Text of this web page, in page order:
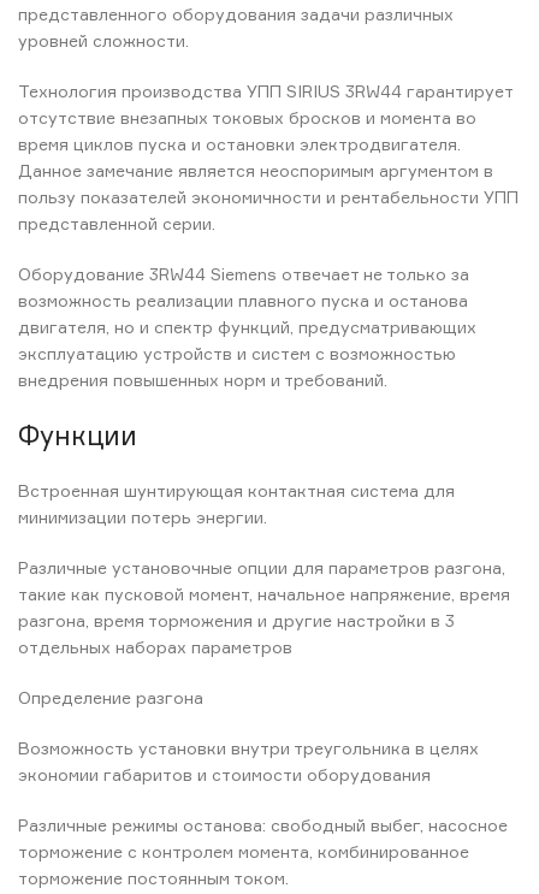
представленного оборудования задачи различных
уровней сложности.
Технология производства УПП SIRIUS 3RW44 гарантирует
отсутствие внезапных токовых бросков и момента во
время циклов пуска и остановки электродвигателя.
Данное замечание является неоспоримым аргументом в
пользу показателей экономичности и рентабельности УПП
представленной серии.
Оборудование 3RW44 Siemens отвечает не только за
возможность реализации плавного пуска и останова
двигателя, но и спектр функций, предусматривающих
эксплуатацию устройств и систем с возможностью
внедрения повышенных норм и требований.
Функции
Встроенная шунтирующая контактная система для
минимизации потерь энергии.
Различные установочные опции для параметров разгона,
такие как пусковой момент, начальное напряжение, время
разгона, время торможения и другие настройки в 3
отдельных наборах параметров
Определение разгона
Возможность установки внутри треугольника в целях
экономии габаритов и стоимости оборудования
Различные режимы останова: свободный выбег, насосное
торможение с контролем момента, комбинированное
торможение постоянным током.